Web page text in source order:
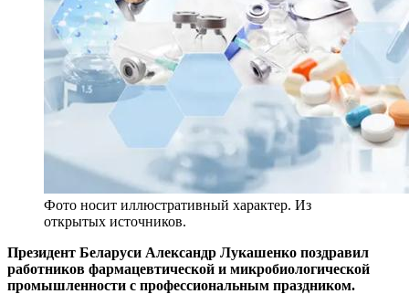
Фото носит иллюстративный характер. Из
открытых источников.
Президент Беларуси Александр Лукашенко поздравил
работников фармацевтической и микробиологической
промышленности с профессиональным праздником.